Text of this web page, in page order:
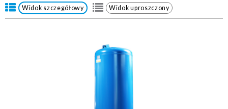
Widok szczegółowy Widok uproszczony